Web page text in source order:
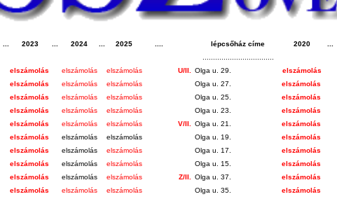
... 2023 ... 2024 ... 2025 .... lépcsőház címe 2020 ...
..................................
elszámolás elszámolás elszámolás U/II. Olga u. 29. elszámolás
elszámolás elszámolás elszámolás Olga u. 27. elszámolás
elszámolás elszámolás elszámolás Olga u. 25. elszámolás
elszámolás elszámolás elszámolás Olga u. 23. elszámolás
elszámolás elszámolás elszámolás V/II. Olga u. 21. elszámolás
elszámolás elszámolás elszámolás Olga u. 19. elszámolás
elszámolás elszámolás elszámolás Olga u. 17. elszámolás
elszámolás elszámolás elszámolás Olga u. 15. elszámolás
elszámolás elszámolás elszámolás Z/II. Olga u. 37. elszámolás
elszámolás elszámolás elszámolás Olga u. 35. elszámolás